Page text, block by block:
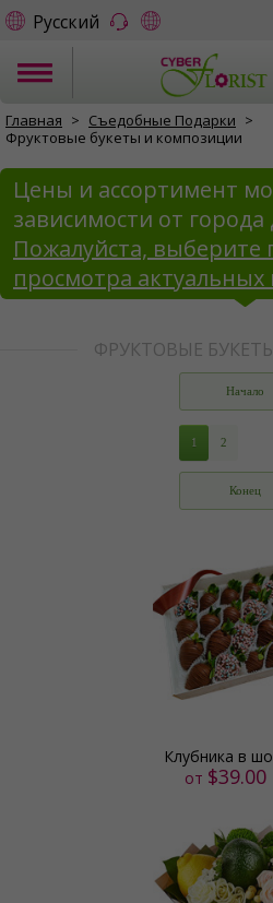
Русский
Главная
Съедобные Подарки
Фруктовые букеты и композиции
Цены и ассортимент
зависимости от города
Пожалуйста, выберите
просмотра актуальных
ФРУКТОВЫЕ
Начало
1 2
Конец
Клубника в
от $39.00